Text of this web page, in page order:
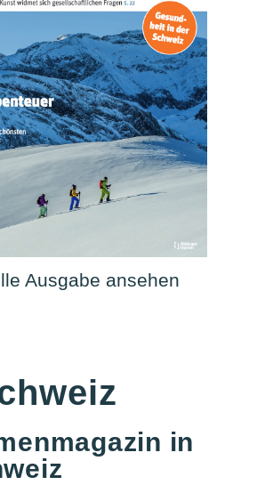
in
Ausgabe ansehen